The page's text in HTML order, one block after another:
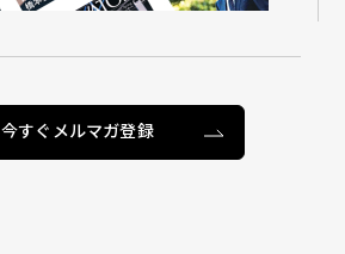
今すぐメルマガ登録